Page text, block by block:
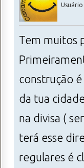
Usuário
Tem muitos
construção é
da tua
na divisa (
terá esse
regulares é